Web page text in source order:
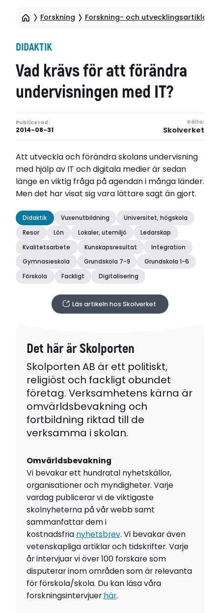
Forskning Forskning- och utvecklingsartiklar
DIDAKTIK
Vad krävs för att förändra
undervisningen med IT?
Publicerad:
2014-08-31
Källa:
Skolverket
Att utveckla och förändra skolans undervisning
med hjälp av IT och digitala medier är sedan
länge en viktig fråga på agendan i många länder.
Men det har visat sig vara lättare sagt än gjort.
Didaktik Vuxenutbildning
Universitet, högskola
Resor
Lön Lokaler, utemiljö
Ledarskap
Kvalitetsarbete
Kunskapsresultat
Integration
Gymnasieskola
Grundskola 7-9
Grundskola 1-6
Förskola
Fackligt Digitalisering
Läs artikeln hos Skolverket
Det här är Skolporten
Skolporten AB är ett politiskt,
religiöst och fackligt obundet
företag. Verksamhetens kärna är
omvärldsbevakning och
fortbildning riktad till de
verksamma i skolan.
Omvärldsbevakning
Vi bevakar ett hundratal nyhetskällor,
organisationer och myndigheter. Varje
vardag publicerar vi de viktigaste
skolnyheterna på vår webb samt
sammanfattar dem i
kostnadsfria nyhetsbrev. Vi bevakar även
vetenskapliga artiklar och tidskrifter. Varje
år intervjuar vi över 100 forskare som
disputerar inom områden som är relevanta
för förskola/skola. Du kan läsa våra
forskningsintervjuer här.